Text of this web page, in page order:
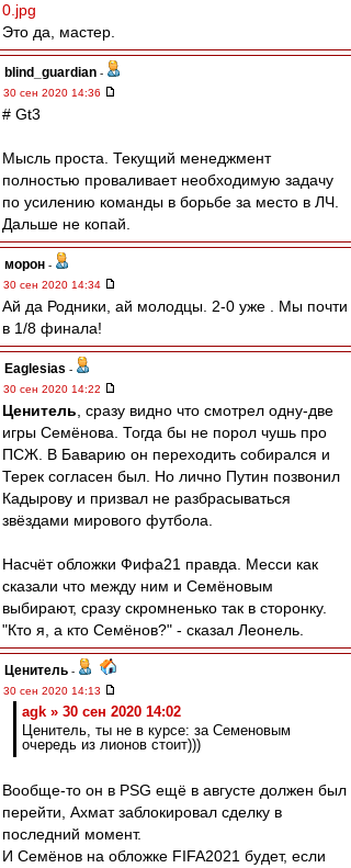
0.jpg
Это да, мастер.
blind_guardian -
30 сен 2020 14:36
# Gt3
Мысль проста. Текущий менеджмент
полностью проваливает необходимую задачу
по усилению команды в борьбе за место в ЛЧ.
Дальше не копай.
морон -
30 сен 2020 14:34
Ай да Родники, ай молодцы. 2-0 уже . Мы почти
в 1/8 финала!
Eaglesias -
30 сен 2020 14:22
Ценитель , сразу видно что смотрел одну-две
игры Семёнова. Тогда бы не порол чушь про
ПСЖ. В Баварию он переходить собирался и
Терек согласен был. Но лично Путин позвонил
Кадырову и призвал не разбрасываться
звёздами мирового футбола.
Насчёт обложки Фифа21 правда. Месси как
сказали что между ним и Семёновым
выбирают, сразу скромненько так в сторонку.
"Кто я, а кто Семёнов?" - сказал Леонель.
Ценитель -
30 сен 2020 14:13
agk » 30 сен 2020 14:02
Ценитель, ты не в курсе: за Семеновым
очередь из лионов стоит)))
Вообще-то он в PSG ещё в августе должен был
перейти, Ахмат заблокировал сделку в
последний момент.
И Семёнов на обложке FIFA2021 будет, если